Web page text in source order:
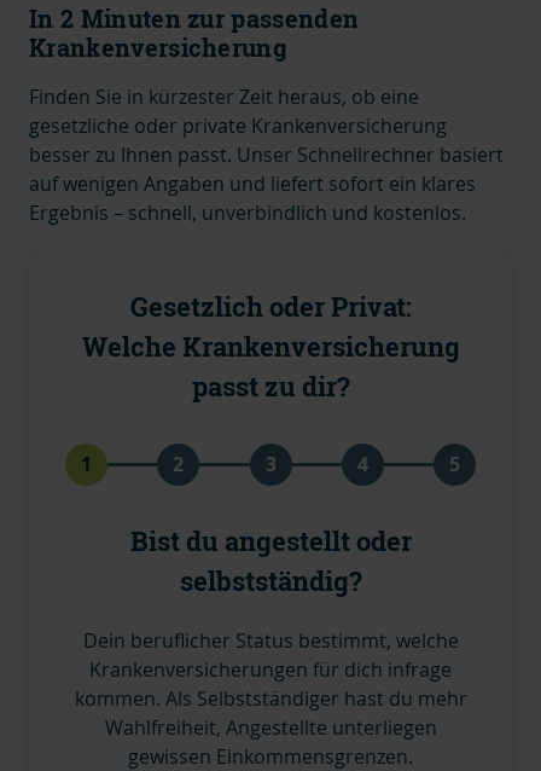
In 2 Minuten zur passenden
Krankenversicherung
Finden Sie in kürzester Zeit heraus, ob eine
gesetzliche oder private Krankenversicherung
besser zu Ihnen passt. Unser Schnellrechner basiert
auf wenigen Angaben und liefert sofort ein klares
Ergebnis – schnell, unverbindlich und kostenlos.
Gesetzlich oder Privat:
Welche Krankenversicherung
passt zu dir?
1 2 3 4 5
Bist du angestellt oder
selbstständig?
Dein beruflicher Status bestimmt, welche
Krankenversicherungen für dich infrage
kommen. Als Selbstständiger hast du mehr
Wahlfreiheit, Angestellte unterliegen
gewissen Einkommensgrenzen.